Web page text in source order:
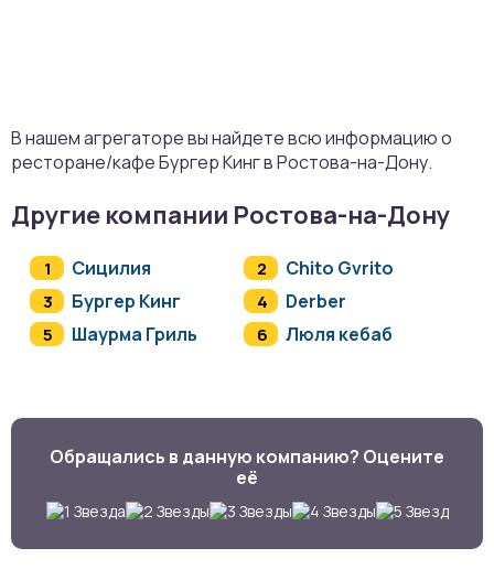
В нашем агрегаторе вы найдете всю информацию о
ресторане/кафе Бургер Кинг в Ростова-на-Дону.
Другие компании Ростова-на-Дону
Сицилия
Chito Gvrito
Бургер Кинг
Derber
Шаурма Гриль
Люля кебаб
Обращались в данную компанию? Оцените
её